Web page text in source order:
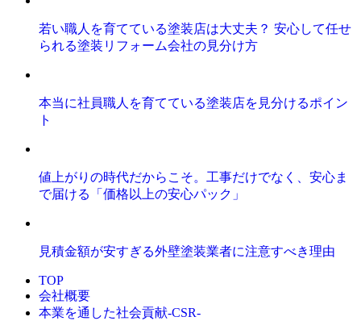
若い職人を育てている塗装店は大丈夫？ 安心して任せ
られる塗装リフォーム会社の見分け方
本当に社員職人を育てている塗装店を見分けるポイン
ト
値上がりの時代だからこそ。工事だけでなく、安心ま
で届ける「価格以上の安心パック」
見積金額が安すぎる外壁塗装業者に注意すべき理由
TOP
会社概要
本業を通した社会貢献-CSR-